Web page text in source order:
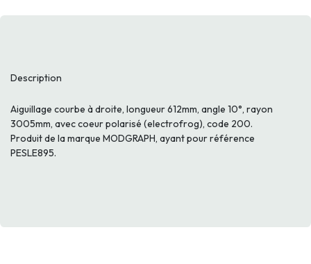
Description
Aiguillage courbe à droite, longueur 612mm, angle 10°, rayon
3005mm, avec coeur polarisé (electrofrog), code 200.
Produit de la marque MODGRAPH, ayant pour référence
PESLE895.